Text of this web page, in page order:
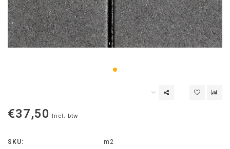
€37,50 Incl. btw
SKU:
m2